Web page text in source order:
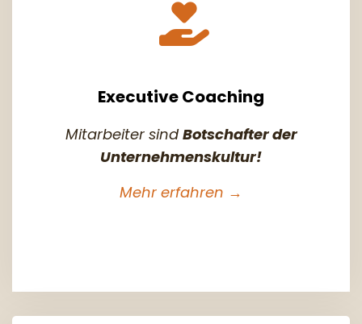
Executive Coaching
Mitarbeiter sindBotschafter der
Unternehmenskultur!
Mehr erfahren →